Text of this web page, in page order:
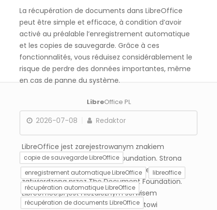
La récupération de documents dans LibreOffice
peut être simple et efficace, à condition d’avoir
activé au préalable l’enregistrement automatique
et les copies de sauvegarde. Grâce à ces
fonctionnalités, vous réduisez considérablement le
risque de perdre des données importantes, même
en cas de panne du système.
2026-07-08 Redaktor
copie de sauvegarde LibreOffice
enregistrement automatique LibreOffice
libreoffice
récupération automatique LibreOffice
récupération de documents LibreOffice
LibreOffice PL
LibreOffice jest zarejestrowanym znakiem
towarowym The Document Foundation. Strona
libreoffice.pl nie jest powiązana, wspierana ani
zatwierdzona przez The Document Foundation.
Libreoffice.pl jest niezależnym serwisem
informacyjnym poświęconym pakietowi